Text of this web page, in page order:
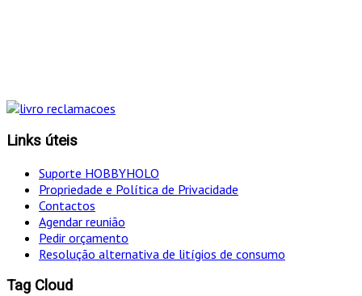
Links úteis
Suporte HOBBYHOLO
Propriedade e Política de Privacidade
Contactos
Agendar reunião
Pedir orçamento
Resolução alternativa de litígios de consumo
Tag Cloud